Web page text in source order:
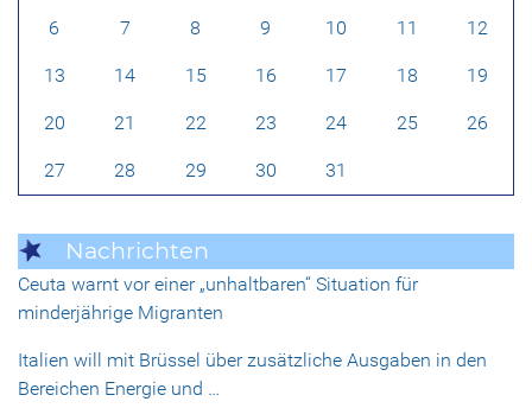
6 7 8 9 10 11 12
13 14 15 16 17 18 19
20 21 22 23 24 25 26
27 28 29 30 31
Nachrichten
Ceuta warnt vor einer „unhaltbaren“ Situation für
minderjährige Migranten
Italien will mit Brüssel über zusätzliche Ausgaben in den
Bereichen Energie und …